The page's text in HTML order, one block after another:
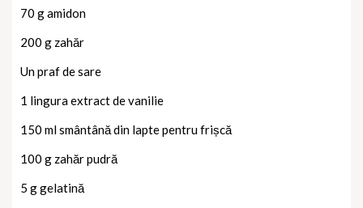
70 g amidon
200 g zahăr
Un praf de sare
1 lingura extract de vanilie
150 ml smântână din lapte pentru frișcă
100 g zahăr pudră
5 g gelatină